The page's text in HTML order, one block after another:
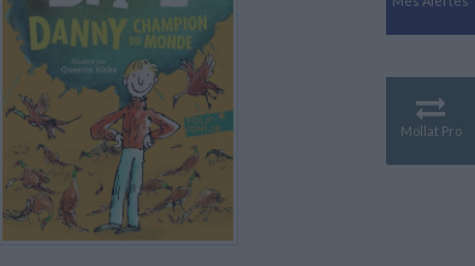
Mollat Pro
Antiquité
Mythologies
GÉOGRAPHIE
Géographie - Démographie -
Territoire
CULTURE SCIENTIFIQUE
Essais scientifique
Astronomie